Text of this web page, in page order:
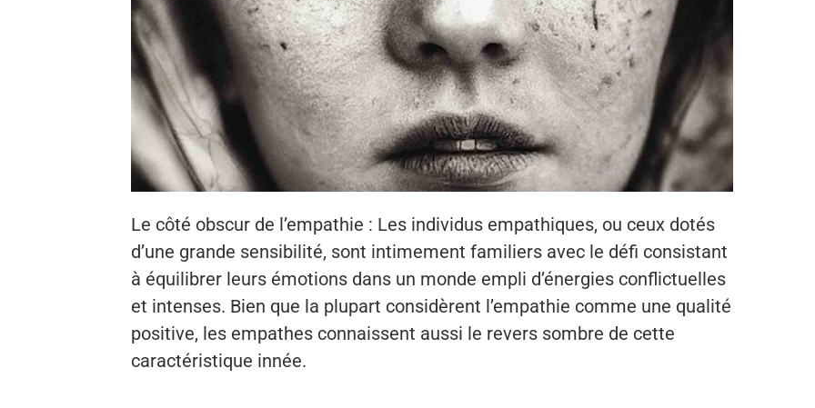
Le côté obscur de l’empathie : Les individus empathiques, ou ceux dotés
d’une grande sensibilité, sont intimement familiers avec le défi consistant
à équilibrer leurs émotions dans un monde empli d’énergies conflictuelles
et intenses. Bien que la plupart considèrent l’empathie comme une qualité
positive, les empathes connaissent aussi le revers sombre de cette
caractéristique innée.